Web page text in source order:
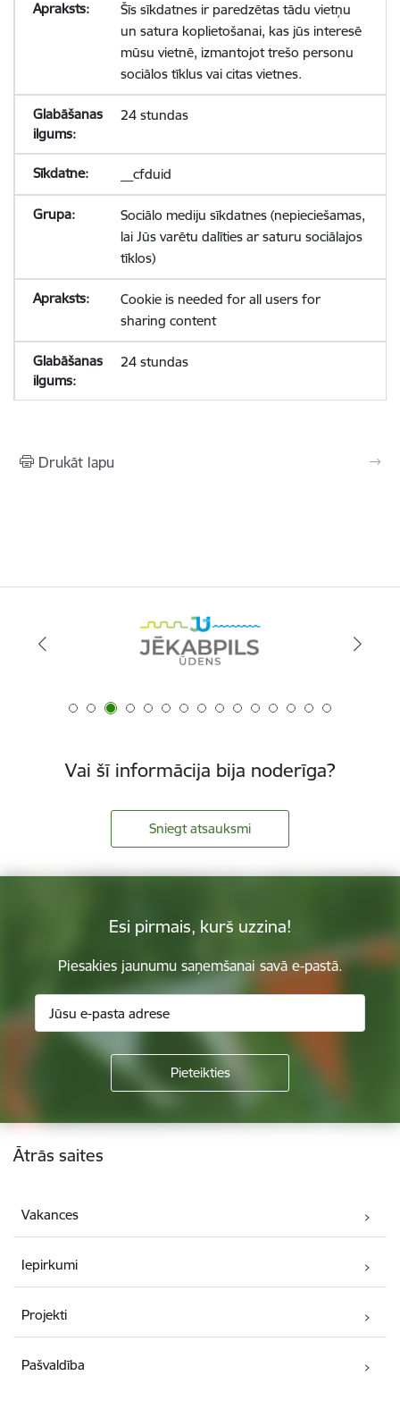
Šīs sīkdatnes ir paredzētas tādu vietņu
un satura koplietošanai, kas jūs interesē
mūsu vietnē, izmantojot trešo personu
sociālos tīklus vai citas vietnes.
24 stundas
__cfduid
Sociālo mediju sīkdatnes (nepieciešamas,
lai Jūs varētu dalīties ar saturu sociālajos
tīklos)
Cookie is needed for all users for
sharing content
24 stundas
Drukāt lapu
Vai šī informācija bija noderīga?
Sniegt atsauksmi
Esi pirmais, kurš uzzina!
Piesakies jaunumu saņemšanai savā e-pastā.
Kājene
Ātrās saites
Vakances
Iepirkumi
Projekti
Pašvaldība